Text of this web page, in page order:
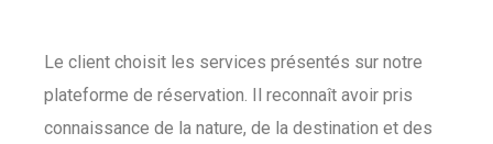
Le client choisit les services présentés sur notre
plateforme de réservation. Il reconnaît avoir pris
connaissance de la nature, de la destination et des